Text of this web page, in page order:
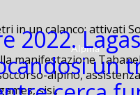
Alpina
in un calanco: attivati
alpino,
sisi,
2022.
un